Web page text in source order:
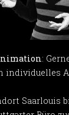
:
individuelles
Saarlouis